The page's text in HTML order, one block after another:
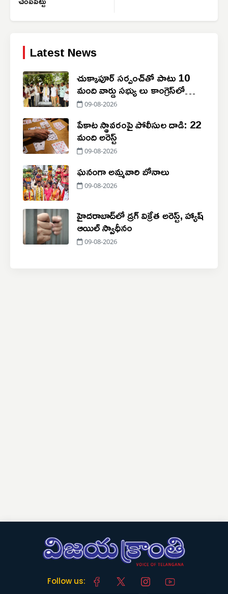
Latest News
చుక్కాపూర్‌ సర్పంచ్‌తో పాటు 10
మంది వార్డు సభ్యు లు కాంగ్రెస్‌లో
చేరిక
09-08-2026
పేకాట స్థావరంపై పోలీసుల దాడి: 22
మంది అరెస్ట్
09-08-2026
ఘనంగా అమ్మవారి బోనాలు
09-08-2026
హైదరాబాద్‌లో డ్రగ్ విక్రేత అరెస్ట్, హ్యాష్
ఆయిల్ స్వాధీనం
09-08-2026
Follow us: